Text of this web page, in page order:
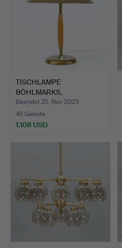
TISCHLAMPE
BÖHLMARKS,
möglicherweise Haral…
Beendet 25. Nov 2023
45 Gebote
1.108 USD